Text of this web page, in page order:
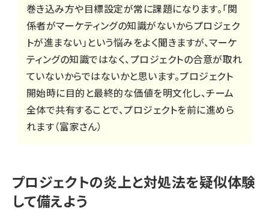
巻き込み方や目標設定が常に課題になります。「関
係者がマーケティングの知識がないからプロジェク
トが進まない」という悩みをよく聞きますが、マーケ
ティングの知識ではなく、プロジェクトの合意が取れ
ていないからではないかと思います。プロジェクト
開始時に目的と最終的な価値を明文化し、チーム
全体で共有することで、プロジェクトを前に進めら
れます（富家さん）
プロジェクトの炎上と対処法を疑似体験
して備えよう